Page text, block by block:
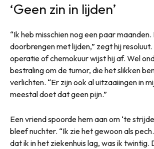
‘Geen zin in lijden’
“Ik heb misschien nog een paar
doorbrengen met lijden,” zegt hij
operatie of chemokuur wijst hij af. Wel
bestraling om de tumor, die het slikken
verlichten. “Er zijn ook al uitzaaiingen in
meestal doet dat geen pijn.”
Een vriend spoorde hem aan om ‘te
bleef nuchter. “Ik zie het gewoon als
dat ik in het ziekenhuis lag, was ik twintig.